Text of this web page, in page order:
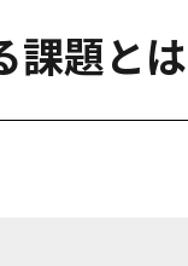
課題とは